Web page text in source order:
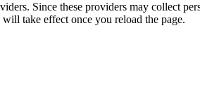
Since these providers may collect
take effect once you reload the page.